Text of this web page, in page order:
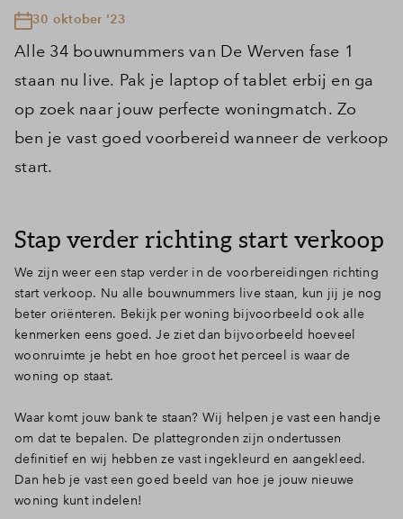
Inloggen
30 oktober '23
Alle 34 bouwnummers van De Werven fase 1
staan nu live. Pak je laptop of tablet erbij en ga
op zoek naar jouw perfecte woningmatch. Zo
ben je vast goed voorbereid wanneer de verkoop
start.
Stap verder richting start verkoop
We zijn weer een stap verder in de voorbereidingen richting
start verkoop. Nu alle bouwnummers live staan, kun jij je nog
beter oriënteren. Bekijk per woning bijvoorbeeld ook alle
kenmerken eens goed. Je ziet dan bijvoorbeeld hoeveel
woonruimte je hebt en hoe groot het perceel is waar de
woning op staat.
Waar komt jouw bank te staan? Wij helpen je vast een handje
om dat te bepalen. De plattegronden zijn ondertussen
definitief en wij hebben ze vast ingekleurd en aangekleed.
Dan heb je vast een goed beeld van hoe je jouw nieuwe
woning kunt indelen!